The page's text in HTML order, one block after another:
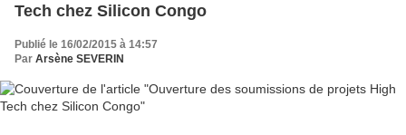
Tech chez Silicon Congo
Publié le 16/02/2015 à 14:57
Par Arsène SEVERIN